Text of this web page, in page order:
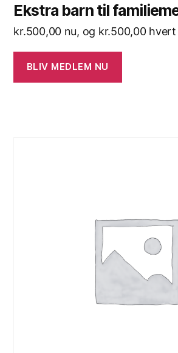
Ekstra barn til
kr.500,00 nu, og kr.500,00 hvert
BLIV MEDLEM NU